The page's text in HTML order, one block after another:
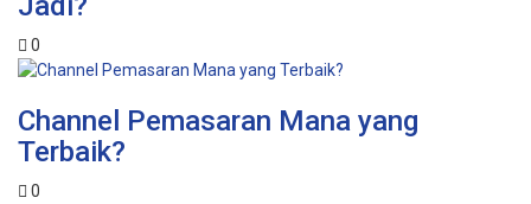
0
Channel Pemasaran Mana yang
Terbaik?
0